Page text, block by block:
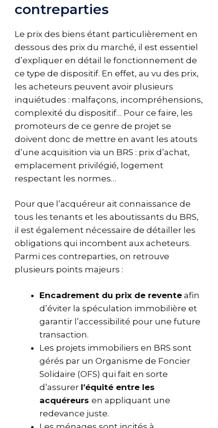
contreparties
Le prix des biens étant particulièrement en
dessous des prix du marché, il est essentiel
d’expliquer en détail le fonctionnement de
ce type de dispositif. En effet, au vu des prix,
les acheteurs peuvent avoir plusieurs
inquiétudes : malfaçons, incompréhensions,
complexité du dispositif… Pour ce faire, les
promoteurs de ce genre de projet se
doivent donc de mettre en avant les atouts
d’une acquisition via un BRS : prix d’achat,
emplacement privilégié, logement
respectant les normes…
Pour que l’acquéreur ait connaissance de
tous les tenants et les aboutissants du BRS,
il est également nécessaire de détailler les
obligations qui incombent aux acheteurs.
Parmi ces contreparties, on retrouve
plusieurs points majeurs :
Encadrement du prix de revente afin
d’éviter la spéculation immobilière et
garantir l’accessibilité pour une future
transaction.
Les projets immobiliers en BRS sont
gérés par un Organisme de Foncier
Solidaire (OFS) qui fait en sorte
d’assurer l’équité entre les
acquéreurs en appliquant une
redevance juste.